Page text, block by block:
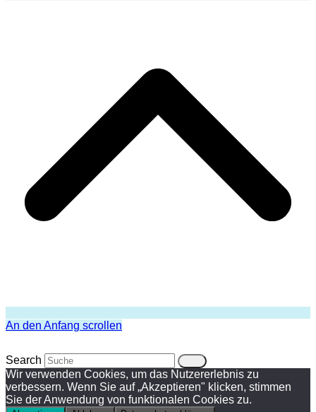
An den Anfang scrollen
Search
Wir verwenden Cookies, um das Nutzererlebnis zu
verbessern. Wenn Sie auf „Akzeptieren" klicken, stimmen
Sie der Anwendung von funktionalen Cookies zu.